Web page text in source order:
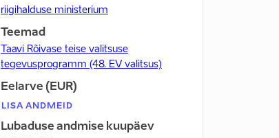
riigihalduse ministerium
Teemad
Taavi Rõivase teise valitsuse
tegevusprogramm (48. EV valitsus)
Eelarve (EUR)
LISA ANDMEID
Lubaduse andmise kuupäev